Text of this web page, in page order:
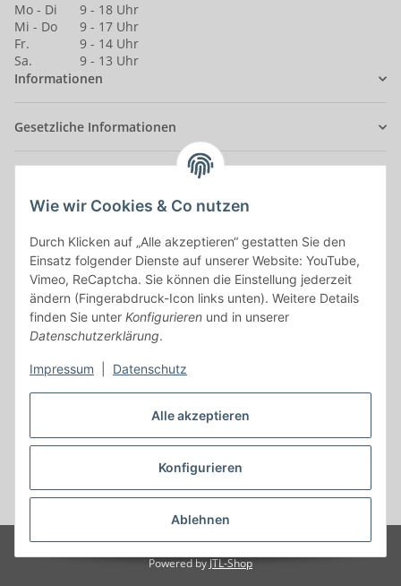
Alle akzeptieren
Konfigurieren
Ablehnen
Wie wir Cookies & Co nutzen
Durch Klicken auf „Alle akzeptieren“ gestatten Sie den
Einsatz folgender Dienste auf unserer Website: YouTube,
Vimeo, ReCaptcha. Sie können die Einstellung jederzeit
ändern (Fingerabdruck-Icon links unten). Weitere Details
finden Sie unter Konfigurieren und in unserer
Datenschutzerklärung.
Impressum Datenschutz
Mo - Di
9 - 18 Uhr
Mi - Do
9 - 17 Uhr
Fr.
9 - 14 Uhr
Sa.
9 - 13 Uhr
Informationen
Gesetzliche Informationen
Alle mit*markierten Felder sind Pflichtfelder.
E-Mail-Adresse
Passwort
Passwort vergessen
Neu hier?
Vertrag widerrufen
* Alle Preise inkl. gesetzlicher USt., zzgl.Versand
© MN Land- und Forsttechnik
Powered byJTL-Shop